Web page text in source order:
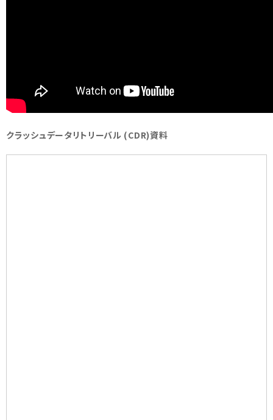
クラッシュデータリトリーバル (CDR)資料